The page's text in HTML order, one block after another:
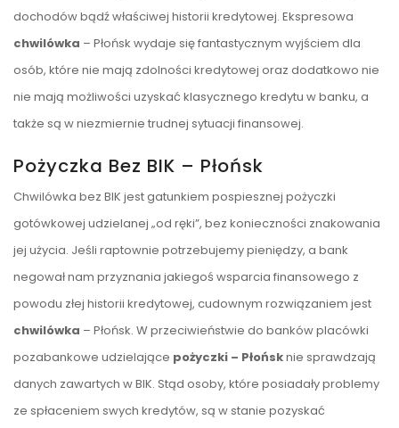
dochodów bądź właściwej historii kredytowej. Ekspresowa
chwilówka – Płońsk wydaje się fantastycznym wyjściem dla
osób, które nie mają zdolności kredytowej oraz dodatkowo nie
nie mają możliwości uzyskać klasycznego kredytu w banku, a
także są w niezmiernie trudnej sytuacji finansowej.
Pożyczka Bez BIK – Płońsk
Chwilówka bez BIK jest gatunkiem pospiesznej pożyczki
gotówkowej udzielanej „od ręki”, bez konieczności znakowania
jej użycia. Jeśli raptownie potrzebujemy pieniędzy, a bank
negował nam przyznania jakiegoś wsparcia finansowego z
powodu złej historii kredytowej, cudownym rozwiązaniem jest
chwilówka – Płońsk. W przeciwieństwie do banków placówki
pozabankowe udzielające pożyczki – Płońsknie sprawdzają
danych zawartych w BIK. Stąd osoby, które posiadały problemy
ze spłaceniem swych kredytów, są w stanie pozyskać